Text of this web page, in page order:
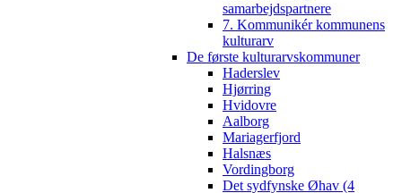
samarbejdspartnere
7. Kommunikér kommunens
kulturarv
De første kulturarvskommuner
Haderslev
Hjørring
Hvidovre
Aalborg
Mariagerfjord
Halsnæs
Vordingborg
Det sydfynske Øhav (4